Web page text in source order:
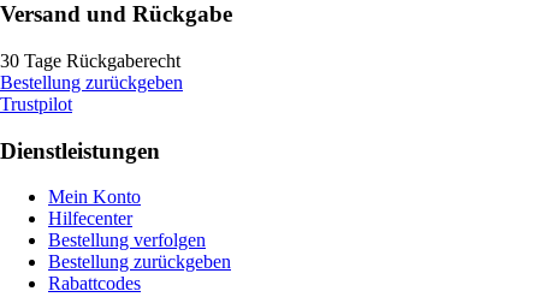
Versand und Rückgabe
30 Tage Rückgaberecht
Bestellung zurückgeben
Trustpilot
Dienstleistungen
Mein Konto
Hilfecenter
Bestellung verfolgen
Bestellung zurückgeben
Rabattcodes